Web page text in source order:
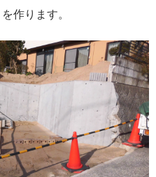
を作ります。